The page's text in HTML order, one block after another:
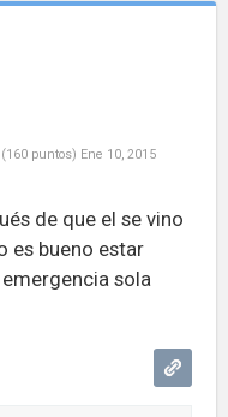
(160 puntos) Ene 10, 2015
de que el se vino
es bueno estar
sola